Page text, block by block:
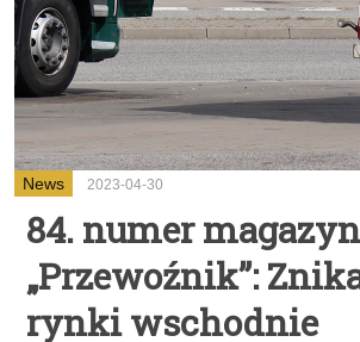
News 2023-04-30
84. numer
„Przewoźnik”:
rynki wschodnie